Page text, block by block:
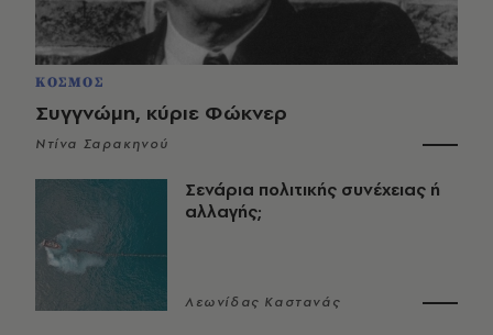
ΚΟΣΜΟΣ
Συγγνώμη, κύριε Φώκνερ
Ντίνα Σαρακηνού
Σενάρια πολιτικής συνέχειας ή
αλλαγής;
Λεωνίδας Καστανάς